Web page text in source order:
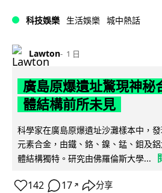
科技娛樂 生活娛樂 城中熱話
Lawton 1 日
廣島原爆遺址驚現神秘
體結構前所未見
科學家在廣島原爆遺址沙灘樣本中，
元素合金，由鐵、鉻、鎳、錳、鉬及
體結構獨特。研究由佛羅倫斯大學...
142 17 ↗ 分享